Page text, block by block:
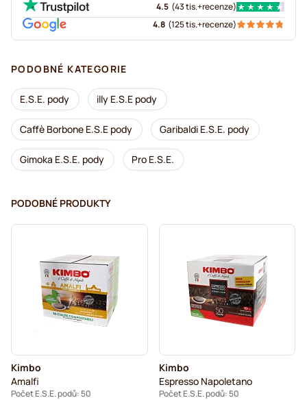
4.5 (43 tis.+recenze)
4.8 (125 tis.+recenze)
PODOBNÉ KATEGORIE
E.S.E. pody illy E.S.E pody
Caffè Borbone E.S.E pody Garibaldi E.S.E. pody
Gimoka E.S.E. pody Pro E.S.E.
PODOBNÉ PRODUKTY
Kimbo
Amalfi
Počet E.S.E. podů: 50
Kimbo
Espresso Napoletano
Počet E.S.E. podů: 50